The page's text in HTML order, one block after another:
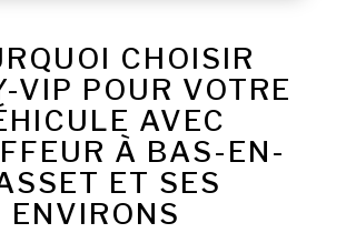
CHOISIR
VIP POUR VOTRE
AVEC
À BAS-EN-
ET SES
ENVIRONS